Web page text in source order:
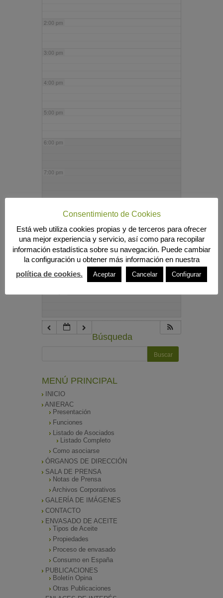
2:00 pm
3:00 pm
4:00 pm
5:00 pm
6:00 pm
7:00 pm
9:00 pm
10:00 pm
Búsqueda
MENÚ PRINCIPAL
INICIO
ANIERAC
Presentación
Funciones
Listado de Asociados
Listado Completo
Como asociarse
ÓRGANOS DE DIRECCIÓN
SALA DE PRENSA
Notas de Prensa
Archivos Corporativos
GALERÍA DE IMÁGENES
CONTACTO
ENVASADO DE ACEITE
Tipos de Aceite
Propiedades
Proceso de envasado
Consumo en España
PUBLICACIONES
Boletín Opina
Otras Publicaciones
Consentimiento de Cookies
Está web utiliza cookies propias y de terceros para ofrecer
una mejor experiencia y servicio, así como para recopilar
información estadística sobre su navegación. Puede cambiar
la configuración u obtener más información en nuestra
política de cookies.
Aceptar Cancelar Configurar